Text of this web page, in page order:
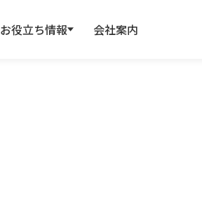
お役立ち情報 会社案内